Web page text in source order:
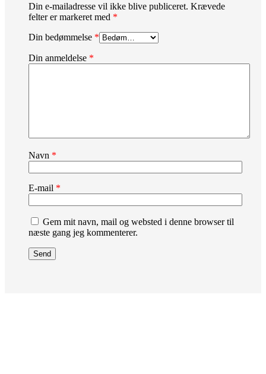
Din e-mailadresse vil ikke blive publiceret. Krævede
felter er markeret med *
Din bedømmelse *
Din anmeldelse *
Navn *
E-mail *
Gem mit navn, mail og websted i denne browser til
næste gang jeg kommenterer.